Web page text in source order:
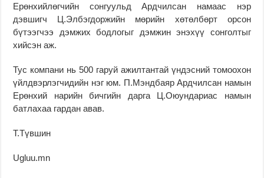
Ерөнхийлөгчийн сонгуульд Ардчилсан намаас нэр
дэвшигч Ц.Элбэгдоржийн мөрийн хөтөлбөрт орсон
бүтээгчээ дэмжих бодлогыг дэмжин энэхүү сонголтыг
хийсэн аж.
Тус компани нь 500 гаруй ажилтантай үндэсний томоохон
үйлдвэрлэгчидийн нэг юм. П.Мэндбаяр Ардчилсан намын
Ерөнхий нарийн бичгийн дарга Ц.Оюундариас намын
батлахаа гардан авав.
Т.Түвшин
Ugluu.mn